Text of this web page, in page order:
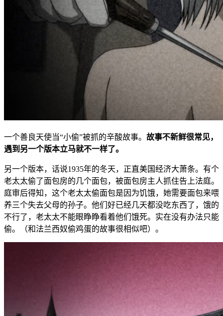
一个善良天使当“小偷”被抓的辛酸故事。 故事不新鲜很常见，
遇到另一个版本立马就不一样了。
另一个版本，话说1935年的冬天，正直美国经济大萧条。有个
老太太偷了面包房的几个面包，被面包房主人抓住告上法庭。
庭审后得知，这个老太太偷面包是因为饥饿，她需要面包来喂
养三个失去父母的孙子。他们好已经几天都没吃东西了，饿的
不行了，老太太不能眼睁睁看着他们饿死。实在没有办法只能
偷。（和法兰西奴偷鸡蛋的故事很相似吧）。